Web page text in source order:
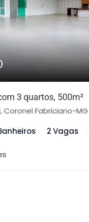
3 quartos, 500m²
Coronel Fabriciano-MG
2 Vagas